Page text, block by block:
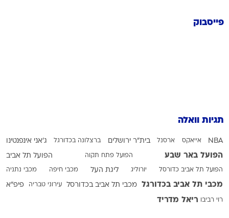
פייסבוק
תגיות וואלה
NBA אייאקס ארסנל בית"ר ירושלים ברצלונה בכדורגל ג'אני אינפנטינו
הפועל באר שבע הפועל פתח תקוה הפועל תל אביב
הפועל תל אביב כדורסל יורוליג ליגת העל מכבי חיפה מכבי נתניה
מכבי תל אביב בכדורגל מכבי תל אביב בכדורסל עירוני טבריה פיפ"א
רוי רביבו ריאל מדריד